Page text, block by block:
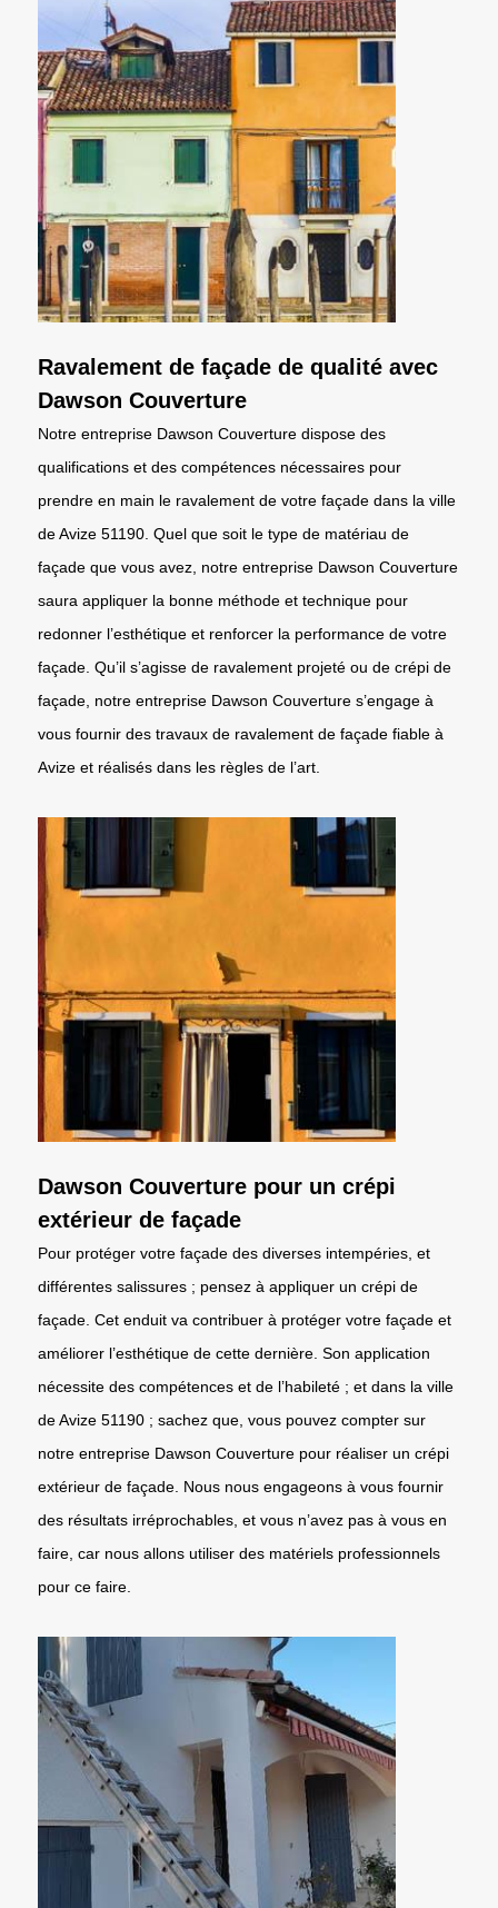
Ravalement de façade de qualité avec
Dawson Couverture
Notre entreprise Dawson Couverture dispose des
qualifications et des compétences nécessaires pour
prendre en main le ravalement de votre façade dans la ville
de Avize 51190. Quel que soit le type de matériau de
façade que vous avez, notre entreprise Dawson Couverture
saura appliquer la bonne méthode et technique pour
redonner l’esthétique et renforcer la performance de votre
façade. Qu’il s’agisse de ravalement projeté ou de crépi de
façade, notre entreprise Dawson Couverture s’engage à
vous fournir des travaux de ravalement de façade fiable à
Avize et réalisés dans les règles de l’art.
Dawson Couverture pour un crépi
extérieur de façade
Pour protéger votre façade des diverses intempéries, et
différentes salissures ; pensez à appliquer un crépi de
façade. Cet enduit va contribuer à protéger votre façade et
améliorer l’esthétique de cette dernière. Son application
nécessite des compétences et de l’habileté ; et dans la ville
de Avize 51190 ; sachez que, vous pouvez compter sur
notre entreprise Dawson Couverture pour réaliser un crépi
extérieur de façade. Nous nous engageons à vous fournir
des résultats irréprochables, et vous n’avez pas à vous en
faire, car nous allons utiliser des matériels professionnels
pour ce faire.